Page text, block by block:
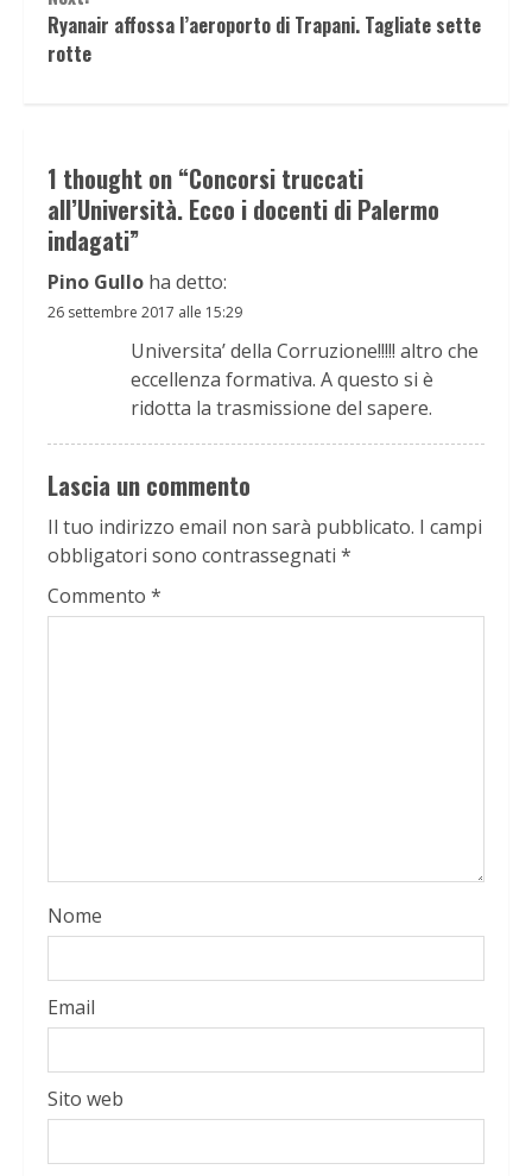
Ryanair affossa l’aeroporto di Trapani. Tagliate sette
rotte
1 thought on “Concorsi truccati
all’Università. Ecco i docenti di Palermo
indagati”
Pino Gullo ha detto:
26 settembre 2017 alle 15:29
Universita’ della Corruzione!!!!! altro che
eccellenza formativa. A questo si è
ridotta la trasmissione del sapere.
Lascia un commento
Il tuo indirizzo email non sarà pubblicato. I campi
obbligatori sono contrassegnati *
Commento *
Nome
Email
Sito web